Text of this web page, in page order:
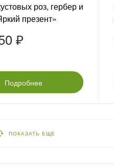
роз, гербер и
презент»
₽
Подробнее
ПОКАЗАТЬ ЕЩЕ